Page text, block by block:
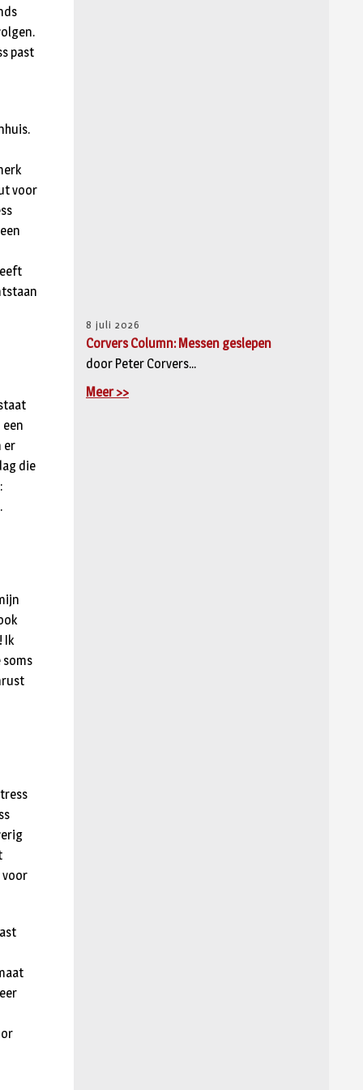
past
voor
er
die
Ik
soms
voor
8 juli 2026
Corvers Column: Messen geslepen
door Peter Corvers...
Meer >>